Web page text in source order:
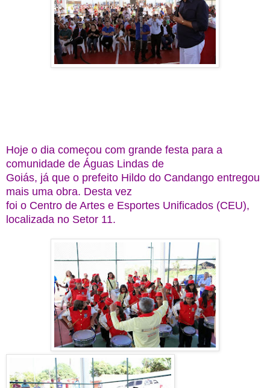
Hoje o dia começou com grande festa para a
comunidade de Águas Lindas de
Goiás, já que o prefeito Hildo do Candango entregou
mais uma obra. Desta vez
foi o Centro de Artes e Esportes Unificados (CEU),
localizada no Setor 11.